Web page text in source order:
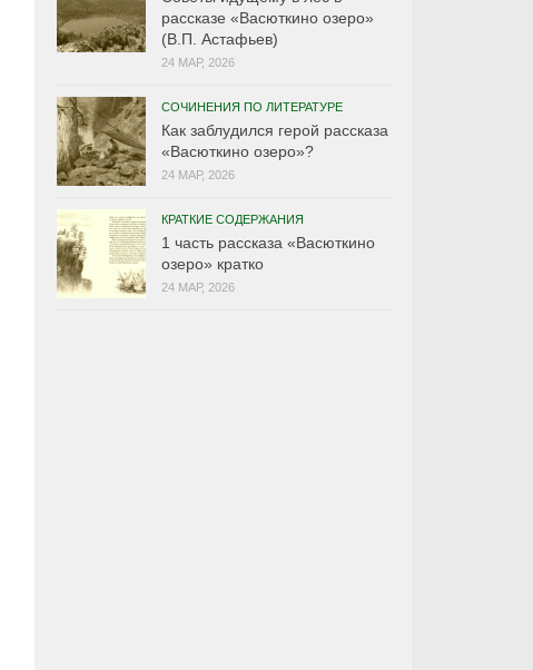
рассказе «Васюткино озеро»
(В.П. Астафьев)
24 МАР, 2026
СОЧИНЕНИЯ ПО ЛИТЕРАТУРЕ
Как заблудился герой рассказа
«Васюткино озеро»?
24 МАР, 2026
КРАТКИЕ СОДЕРЖАНИЯ
1 часть рассказа «Васюткино
озеро» кратко
24 МАР, 2026